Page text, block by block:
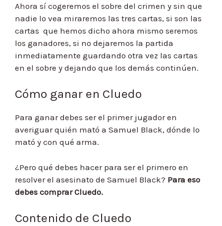
Ahora sí cogeremos el sobre del crimen y sin que
nadie lo vea miraremos las tres cartas, si son las
cartas que hemos dicho ahora mismo seremos
los ganadores, si no dejaremos la partida
inmediatamente guardando otra vez las cartas
en el sobre y dejando que los demás continúen.
Cómo ganar en Cluedo
Para ganar debes ser el primer jugador en
averiguar quién mató a Samuel Black, dónde lo
mató y con qué arma.
¿Pero qué debes hacer para ser el primero en
resolver el asesinato de Samuel Black? Para eso
debes comprar Cluedo.
Contenido de Cluedo